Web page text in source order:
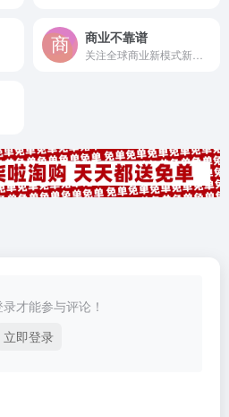
商业不靠谱
才能参与评论！
立即登录